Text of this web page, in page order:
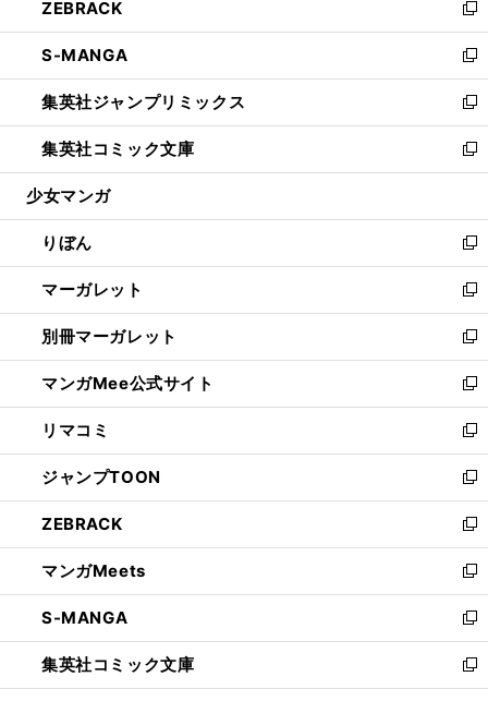
く
で
開
く
ド
ウ
で
開
く
ィ
ン
ド
ウ
で
開
く
い
ウ
ィ
ン
ド
ウ
で
開
ZEBRACK
新
し
い
ウ
ィ
ン
ド
ウ
開
く
S-MANGA
新
し
い
ウ
ィ
ン
ウ
で
開
く
集英社ジャンプリミックス
新
し
い
ウ
ン
ド
ウ
で
開
く
集英社コミック文庫
新
し
ウ
ィ
ン
ド
ウ
で
開
く
少女マンガ
りぼん
新
し
い
ウ
ィ
ン
ド
ウ
で
開
く
マーガレット
新
し
い
ウ
ィ
ン
ド
ウ
で
開
く
別冊マーガレット
新
し
い
ウ
ィ
ン
ド
ウ
で
開
く
マンガMee公式サイト
新
し
い
ウ
ィ
ン
ド
ウ
で
開
く
リマコミ
新
し
い
ウ
ィ
ン
ド
ウ
で
開
く
ジャンプTOON
新
し
い
ウ
ィ
ン
ド
ウ
で
開
ZEBRACK
新
し
い
ウ
ィ
ン
ド
ウ
マンガMeets
新
し
い
ウ
ィ
ン
S-MANGA
新
し
い
ウ
集英社コミック文庫
新
し